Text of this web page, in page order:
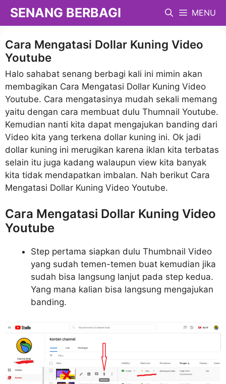
Langsung
SENANG BERBAGI MENU
Cara Mengatasi Dollar Kuning Video
Youtube
Halo sahabat senang berbagi kali ini mimin akan
membagikan Cara Mengatasi Dollar Kuning Video
Youtube. Cara mengatasinya mudah sekali memang
yaitu dengan cara membuat dulu Thumnail Youtube.
Kemudian nanti kita dapat mengajukan banding dari
Video kita yang terkena dollar kuning ini. Ok jadi
dollar kuning ini merugikan karena iklan kita terbatas
selain itu juga kadang walaupun view kita banyak
kita tidak mendapatkan imbalan. Nah berikut Cara
Mengatasi Dollar Kuning Video Youtube.
Cara Mengatasi Dollar Kuning Video
Youtube
Step pertama siapkan dulu Thumbnail Video
yang sudah temen-temen buat kemudian jika
sudah bisa langsung lanjut pada step kedua.
Yang mana kalian bisa langsung mengajukan
banding.